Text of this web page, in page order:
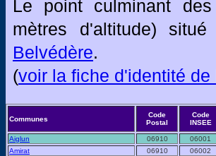
Le point culminant
mètres d'altitude)
Belvédère.
(voir la fiche d'identité
Communes
Code
Postal
Code
INSEE
Aiglun 06910 06001
Amirat
06910 06002